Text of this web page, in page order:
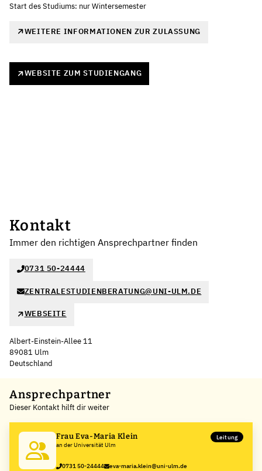
Start des Studiums: nur Wintersemester
WEITERE INFORMATIONEN ZUR ZULASSUNG
WEBSITE ZUM STUDIENGANG
Kontakt
Immer den richtigen Ansprechpartner finden
0731 50-24444
ZENTRALESTUDIENBERATUNG@UNI-ULM.DE
WEBSEITE
Albert-Einstein-Allee 11
89081 Ulm
Deutschland
+
−
Ansprechpartner
Dieser Kontakt hilft dir weiter
Frau Eva-Maria Klein
an der Universität Ulm
Leitung
0731 50-24444 eva-maria.klein@uni-ulm.de